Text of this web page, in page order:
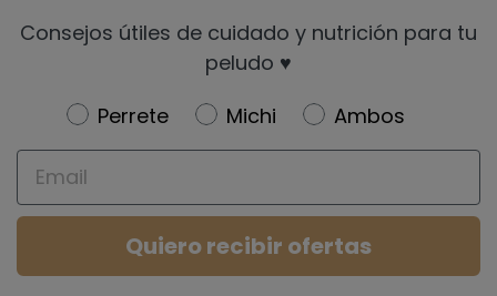
Consejos útiles de cuidado y nutrición para tu
peludo ♥️
Newsletter
Perrete Michi
Ambos
Email
Quiero recibir ofertas